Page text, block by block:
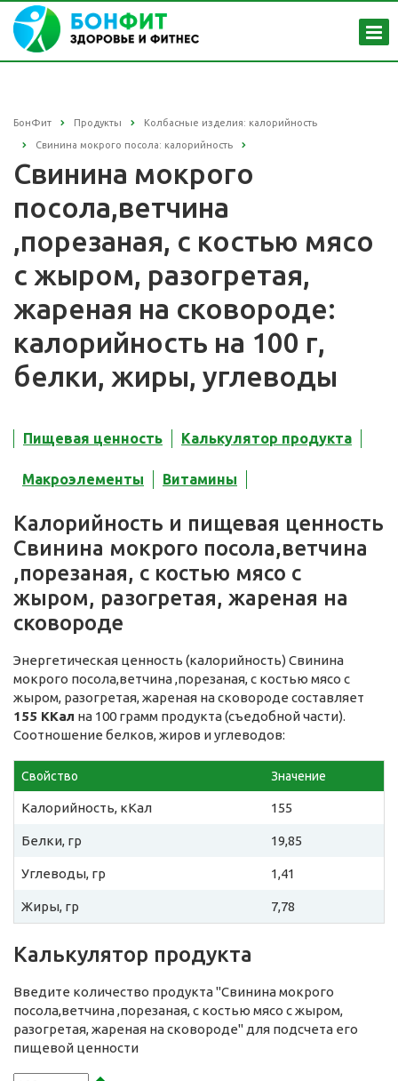
БонФит Продукты Колбасные изделия: калорийность
Свинина мокрого посола: калорийность
Свинина мокрого
посола,ветчина
,порезаная, с костью мясо
с жыром, разогретая,
жареная на сковороде:
калорийность на 100 г,
белки, жиры, углеводы
Пищевая ценность Калькулятор продукта
Макроэлементы Витамины
Калорийность и пищевая ценность
Свинина мокрого посола,ветчина
,порезаная, с костью мясо с
жыром, разогретая, жареная на
сковороде
Энергетическая ценность (калорийность) Свинина
мокрого посола,ветчина ,порезаная, с костью мясо с
жыром, разогретая, жареная на сковороде составляет
155 ККал на 100 грамм продукта (съедобной части).
Соотношение белков, жиров и углеводов:
Свойство Значение
Калорийность, кКал 155
Белки, гр 19,85
Углеводы, гр 1,41
Жиры, гр 7,78
Калькулятор продукта
Введите количество продукта "Свинина мокрого
посола,ветчина ,порезаная, с костью мясо с жыром,
разогретая, жареная на сковороде" для подсчета его
пищевой ценности